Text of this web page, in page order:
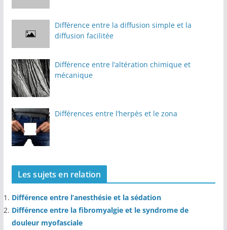
Différence entre la diffusion simple et la
diffusion facilitée
Différence entre l’altération chimique et
mécanique
Différences entre l’herpès et le zona
Les sujets en relation
Différence entre l’anesthésie et la sédation
Différence entre la fibromyalgie et le syndrome de
douleur myofasciale